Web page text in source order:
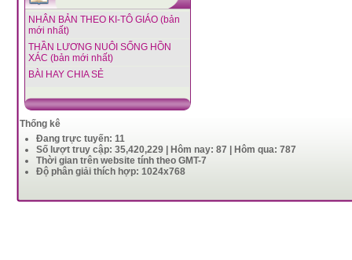
NHÂN BẢN THEO KI-TÔ GIÁO (bản
mới nhất)
THẦN LƯƠNG NUÔI SỐNG HỒN
XÁC (bản mới nhất)
BÀI HAY CHIA SẺ
Thống kê
Đang trực tuyến: 11
Số lượt truy cập: 35,420,229 | Hôm nay: 87 | Hôm qua: 787
Thời gian trên website tính theo GMT-7
Độ phân giải thích hợp: 1024x768